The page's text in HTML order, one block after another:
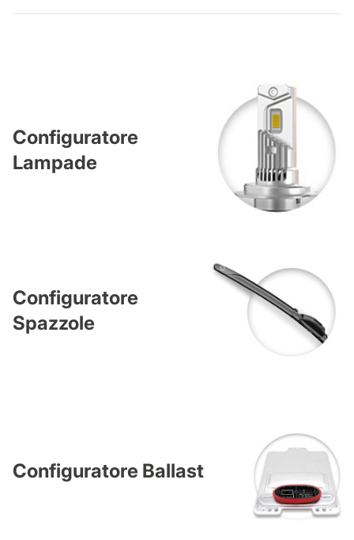
Configuratore
Lampade
Configuratore
Spazzole
Configuratore Ballast